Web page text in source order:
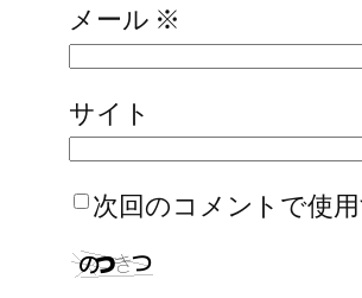
メール ※
サイト
次回のコメントで使